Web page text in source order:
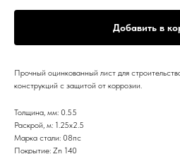
Добавить в
Прочный оцинкованный лист для
конструкций с защитой от коррозии.
Толщина, мм: 0.55
Раскрой, м: 1.25х2.5
Марка стали: 08пс
Покрытие: Zn 140